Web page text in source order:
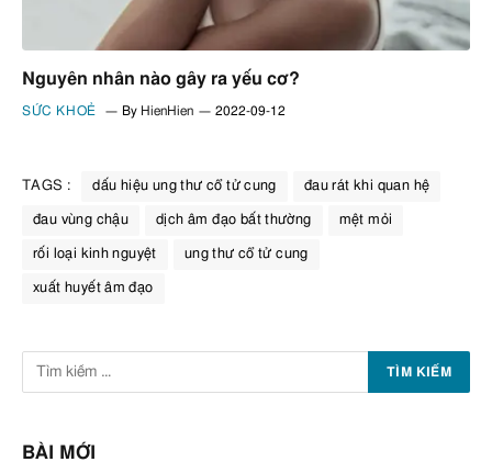
Nguyên nhân nào gây ra yếu cơ?
SỨC KHOẺ By HienHien 2022-09-12
TAGS : dấu hiệu ung thư cổ tử cung đau rát khi quan hệ
đau vùng chậu dịch âm đạo bất thường mệt mỏi
rối loại kinh nguyệt ung thư cổ tử cung
xuất huyết âm đạo
BÀI MỚI